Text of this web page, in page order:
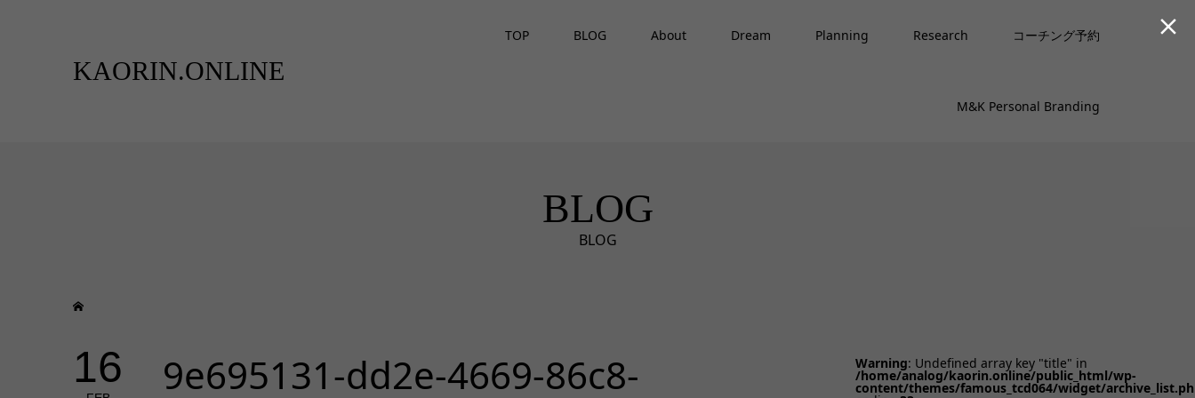
KAORIN.ONLINE
TOP BLOG About Dream Planning Research コーチング予約
M&K Personal Branding
BLOG
BLOG
16
9e695131-dd2e-4669-86c8-
Warning: Undefined array key "title" in
/home/analog/kaorin.online/public_html/wp-
content/themes/famous_tcd064/widget/
